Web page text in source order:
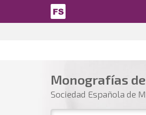
Pasar al contenido principal
Monografías
Sociedad Española de